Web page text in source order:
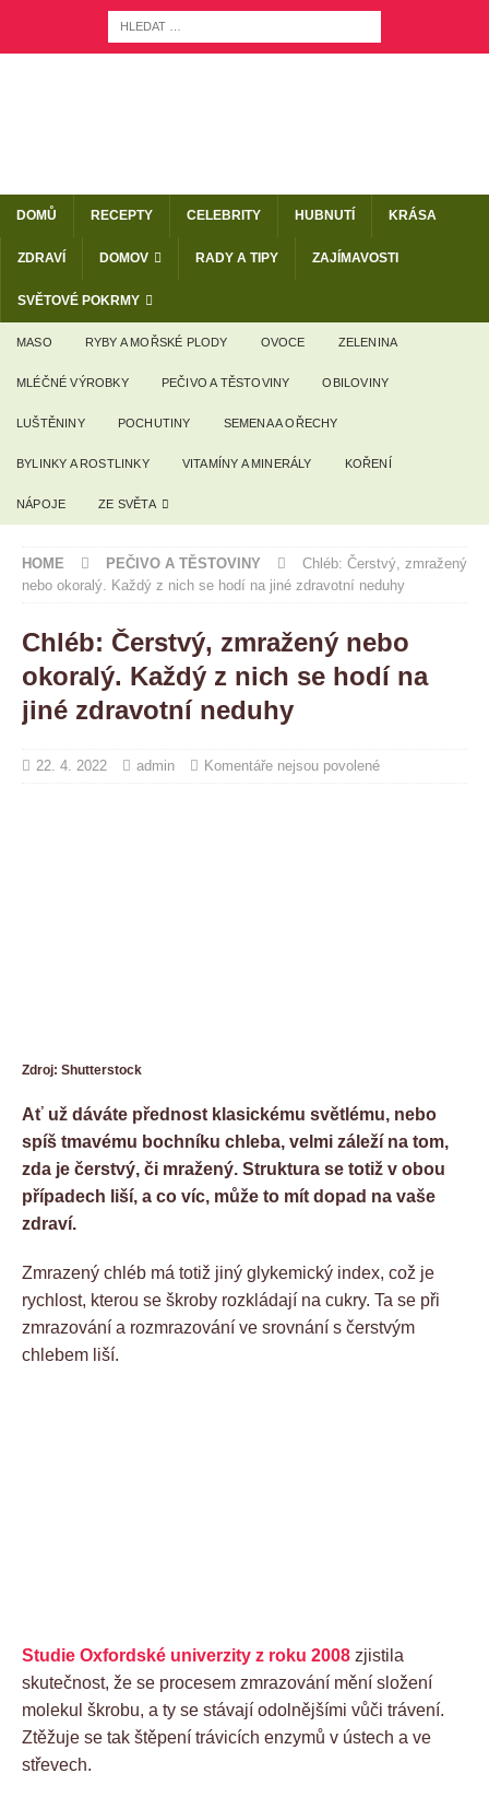
DOMŮ RECEPTY CELEBRITY HUBNUTÍ KRÁSA
ZDRAVÍ DOMOV RADY A TIPY ZAJÍMAVOSTI
SVĚTOVÉ POKRMY
MASO RYBY A MOŘSKÉ PLODY OVOCE ZELENINA
MLÉČNÉ VÝROBKY PEČIVO A TĚSTOVINY OBILOVINY
LUŠTĚNINY POCHUTINY SEMENA A OŘECHY
BYLINKY A ROSTLINKY VITAMÍNY A MINERÁLY KOŘENÍ
NÁPOJE ZE SVĚTA
HOME PEČIVO A TĚSTOVINY
Chléb: Čerstvý, zmražený
nebo okoralý. Každý z nich se hodí na jiné zdravotní neduhy
Chléb: Čerstvý, zmražený nebo
okoralý. Každý z nich se hodí na
jiné zdravotní neduhy
22. 4. 2022 admin Komentáře nejsou povolené
Zdroj: Shutterstock
Ať už dáváte přednost klasickému světlému, nebo
spíš tmavému bochníku chleba, velmi záleží na tom,
zda je čerstvý, či mražený. Struktura se totiž v obou
případech liší, a co víc, může to mít dopad na vaše
zdraví.
Zmrazený chléb má totiž jiný glykemický index, což je
rychlost, kterou se škroby rozkládají na cukry. Ta se při
zmrazování a rozmrazování ve srovnání s čerstvým
chlebem liší.
Studie Oxfordské univerzity z roku 2008 zjistila
skutečnost, že se procesem zmrazování mění složení
molekul škrobu, a ty se stávají odolnějšími vůči trávení.
Ztěžuje se tak štěpení trávicích enzymů v ústech a ve
střevech.